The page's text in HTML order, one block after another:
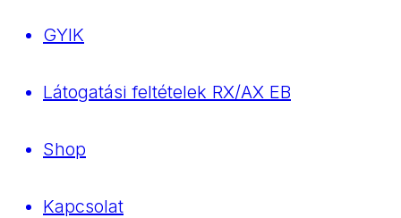
GYIK
Látogatási feltételek RX/AX EB
Shop
Kapcsolat